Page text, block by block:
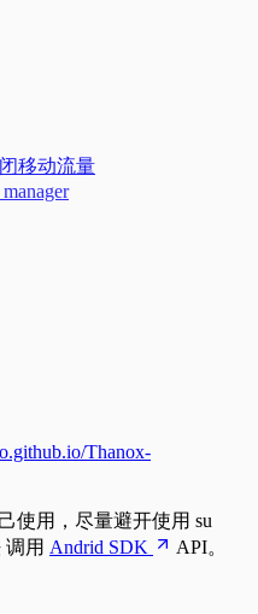
移动流量
Thanox-
使用，尽量避开使用 su
调用 Andrid SDK API。